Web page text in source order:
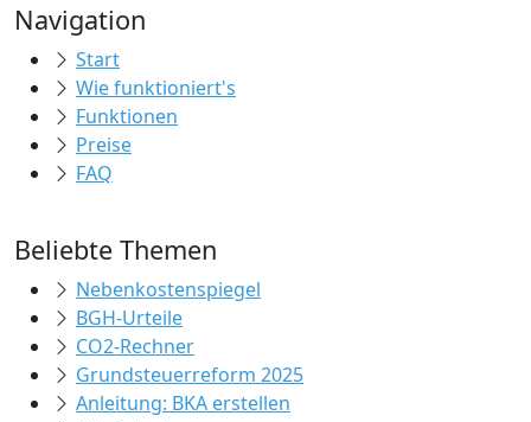
Navigation
Start
Wie funktioniert's
Funktionen
Preise
FAQ
Beliebte Themen
Nebenkostenspiegel
BGH-Urteile
CO2-Rechner
Grundsteuerreform 2025
Anleitung: BKA erstellen